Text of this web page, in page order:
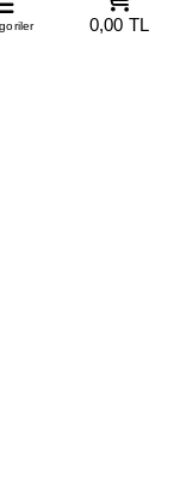
0850 305 09 70
Banka Hesapları0,00 TL